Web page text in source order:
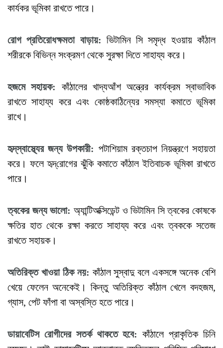
কার্যকর ভূমিকা রাখতে পারে।
রোগ প্রতিরোধক্ষমতা বাড়ায়: ভিটামিন সি সমৃদ্ধ হওয়ায় কাঁঠাল
শরীরকে বিভিন্ন সংক্রমণ থেকে সুরক্ষা দিতে সাহায্য করে।
হজমে সহায়ক:
কাঁঠালের খাদ্যআঁশ অন্ত্রের কার্যক্রম স্বাভাবিক
রাখতে সাহায্য করে এবং কোষ্ঠকাঠিন্যের সমস্যা কমাতে ভূমিকা
রাখে।
হৃদ্স্বাস্থ্যের জন্য উপকারী: পটাশিয়াম রক্তচাপ নিয়ন্ত্রণে সহায়তা
করে। ফলে হৃদ্‌রোগের ঝুঁকি কমাতে কাঁঠাল ইতিবাচক ভূমিকা রাখতে
পারে।
ত্বকের জন্য ভালো: অ্যান্টিঅক্সিডেন্ট ও ভিটামিন সি ত্বকের কোষকে
ক্ষতির হাত থেকে রক্ষা করতে সাহায্য করে এবং ত্বককে সতেজ
রাখতে সহায়ক।
অতিরিক্ত খাওয়া ঠিক নয়: কাঁঠাল সুস্বাদু বলে একসঙ্গে অনেক বেশি
খেয়ে ফেলেন অনেকেই। কিন্তু অতিরিক্ত কাঁঠাল খেলে বদহজম,
গ্যাস, পেট ফাঁপা বা অস্বস্তি হতে পারে।
ডায়াবেটিস রোগীদের সতর্ক থাকতে হবে:কাঁঠালে প্রাকৃতিক চিনি